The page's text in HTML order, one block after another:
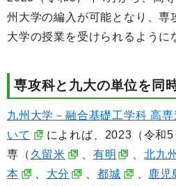
州大学の編入が可能となり、専
大学の授業を受けられるように
専攻科と九大の単位を同
九州大学－融合基礎工学科 高
いて
によれば、2023（令和
専（ 久留米 有明 、北九州
本
大分 、都城 鹿児